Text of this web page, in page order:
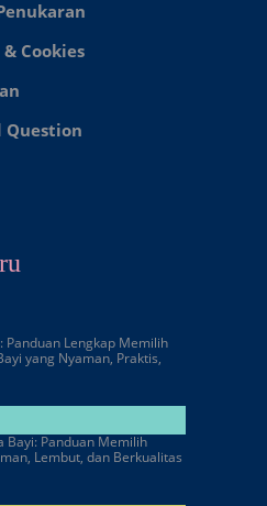
Cookies
Question
Panduan Lengkap Memilih
yang Nyaman, Praktis,
Bayi: Panduan Memilih
Lembut, dan Berkualitas